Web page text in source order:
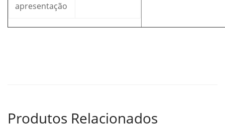
apresentação
Produtos Relacionados